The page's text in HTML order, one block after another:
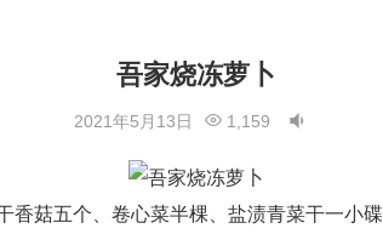
吾家烧冻萝卜
2021年5月13日 1,159
菇五个、卷心菜半棵、盐渍青菜干一小碟